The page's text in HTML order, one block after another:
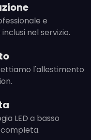
e
nel servizio.
l'allestimento
LED a basso